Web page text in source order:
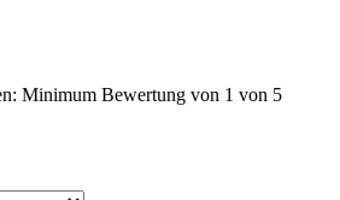
Minimum Bewertung von 1 von 5